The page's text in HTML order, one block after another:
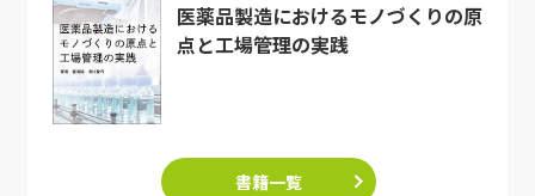
医薬品製造におけるモノづくりの原
点と工場管理の実践
書籍一覧